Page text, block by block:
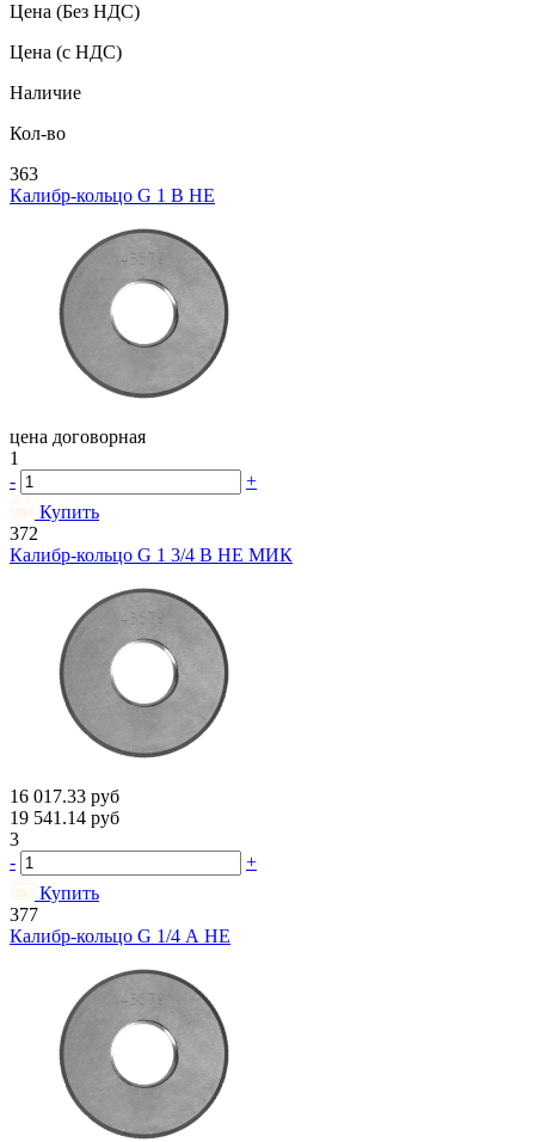
Цена (Без НДС)
Цена (с НДС)
Наличие
Кол-во
363
Калибр-кольцо G 1 В НЕ
цена договорная
1
-
+
Купить
372
Калибр-кольцо G 1 3/4 В НЕ МИК
16 017.33 руб
19 541.14 руб
3
-
+
Купить
377
Калибр-кольцо G 1/4 А НЕ